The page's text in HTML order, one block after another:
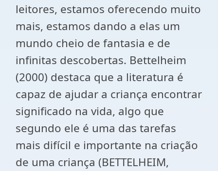
leitores, estamos oferecendo muito
mais, estamos dando a elas um
mundo cheio de fantasia e de
infinitas descobertas. Bettelheim
(2000) destaca que a literatura é
capaz de ajudar a criança encontrar
significado na vida, algo que
segundo ele é uma das tarefas
mais difícil e importante na criação
de uma criança (BETTELHEIM,